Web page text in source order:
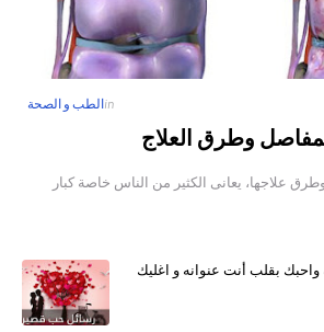
inالطب و الصحة
وطرق العلاج
علاجها، يعانى الكثير من الناس خاصة كبار
واحبك بقلب أنت عنوانه و اغليك